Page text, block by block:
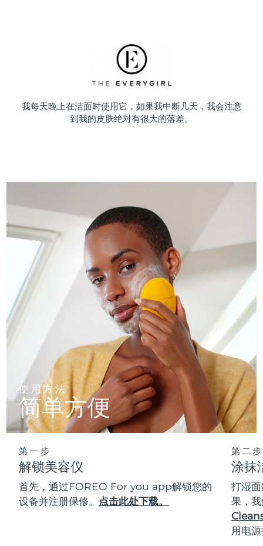
我每天晚上在洁面时使用它，如果我中断几天，我会注意
到我的皮肤绝对有很大的落差。
使用方法
简单方便
第一步
解锁美容仪
首先，通过FOREO For you app解锁您的
设备并注册保修。 点击此处下载。
第二步
涂抹
打湿
果，
用电